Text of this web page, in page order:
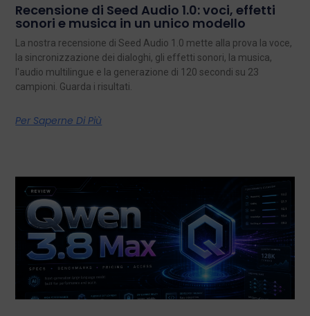
Recensione di Seed Audio 1.0: voci, effetti
sonori e musica in un unico modello
La nostra recensione di Seed Audio 1.0 mette alla prova la voce,
la sincronizzazione dei dialoghi, gli effetti sonori, la musica,
l'audio multilingue e la generazione di 120 secondi su 23
campioni. Guarda i risultati.
Per Saperne Di Più